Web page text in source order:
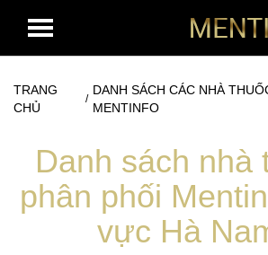
TRANG
CHỦ
/
DANH SÁCH CÁC NHÀ
MENTINFO
Danh sách nhà
phân phối
vực Hà